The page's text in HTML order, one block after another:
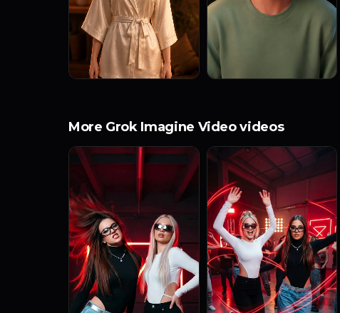
More Grok Imagine Video videos